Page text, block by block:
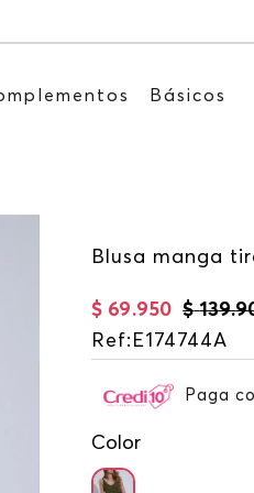
NEWSLETTER
Básicos
Blusa manga
$ 139.
$ 69.950
Ref: E174744A
Paga
Color